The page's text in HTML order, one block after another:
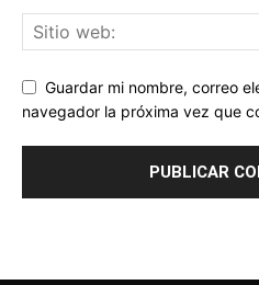
Guardar mi nombre, correo
navegador la próxima vez que